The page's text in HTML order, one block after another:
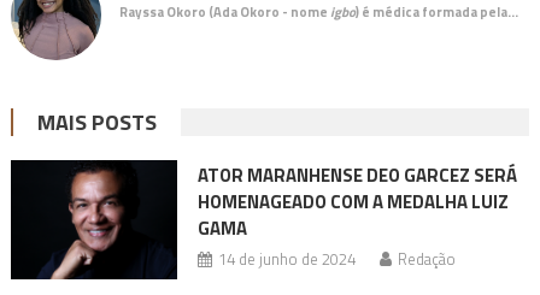
Rayssa Okoro (Ada Okoro - nome igbo) é médicaformada pela…
MAIS POSTS
ATOR MARANHENSE DEO GARCEZ SERÁ
HOMENAGEADO COM A MEDALHA LUIZ
GAMA
14 de junho de 2024 Redação